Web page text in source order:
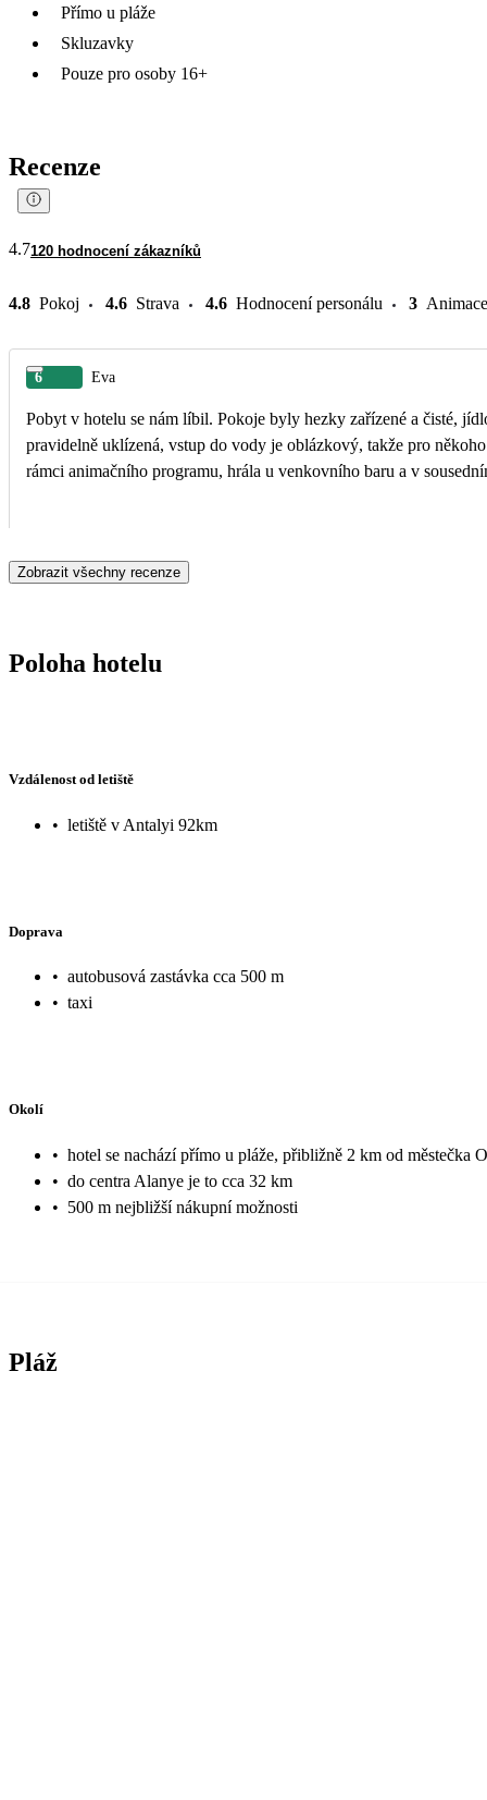
Přímo u pláže
Skluzavky
Pouze pro osoby 16+
Recenze
4.7120 hodnocení zákazníků
4.8 Pokoj 4.6 Strava 4.6 Hodnocení personálu 3 Animace
6 Eva
Pobyt v hotelu se nám líbil. Pokoje byly hezky zařízené a čisté,
pravidelně uklízená, vstup do vody je oblázkový, takže pro
rámci animačního programu, hrála u venkovního baru a v
Zobrazit všechny recenze
Poloha hotelu
Vzdálenost od letiště
• letiště v Antalyi 92km
Doprava
• autobusová zastávka cca 500 m
• taxi
Okolí
• hotel se nachází přímo u pláže, přibližně 2 km od městečka
• do centra Alanye je to cca 32 km
• 500 m nejbližší nákupní možnosti
Pláž